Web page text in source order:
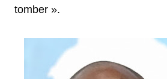
tomber ».